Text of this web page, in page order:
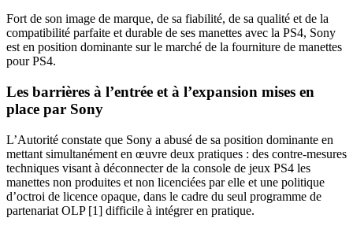
Fort de son image de marque, de sa fiabilité, de sa qualité et de la
compatibilité parfaite et durable de ses manettes avec la PS4, Sony
est en position dominante sur le marché de la fourniture de manettes
pour PS4.
Les barrières à l’entrée et à l’expansion mises en
place par Sony
L’Autorité constate que Sony a abusé de sa position dominante en
mettant simultanément en œuvre deux pratiques : des contre-mesures
techniques visant à déconnecter de la console de jeux PS4 les
manettes non produites et non licenciées par elle et une politique
d’octroi de licence opaque, dans le cadre du seul programme de
partenariat OLP [1] difficile à intégrer en pratique.